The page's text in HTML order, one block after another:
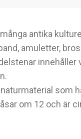
antika
amuletter,
som
om 12 och är